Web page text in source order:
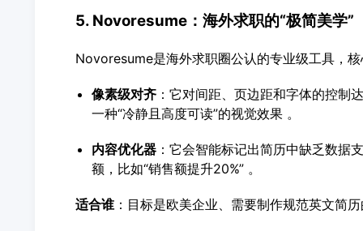
5. Novoresume：海外求职的“极简美学”
Novoresume是海外求职圈公认的专业级工具，
像素级对齐：它对间距、页边距和字体的控制
一种“冷静且高度可读”的视觉效果 。
内容优化器：它会智能标记出简历中缺乏数据
额，比如“销售额提升20%” 。
适合谁：目标是欧美企业、需要制作规范英文简